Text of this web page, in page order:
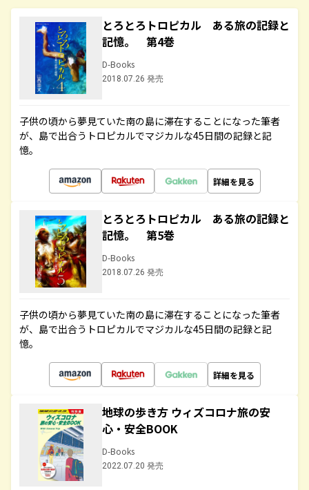
とろとろトロピカル ある旅の記録と
記憶。 第4巻
D-Books
2018.07.26 発売
子供の頃から夢見ていた南の島に滞在することになった筆者
が、島で出合うトロピカルでマジカルな45日間の記録と記
憶。
詳細を見る
とろとろトロピカル ある旅の記録と
記憶。 第5巻
D-Books
2018.07.26 発売
子供の頃から夢見ていた南の島に滞在することになった筆者
が、島で出合うトロピカルでマジカルな45日間の記録と記
憶。
詳細を見る
地球の歩き方 ウィズコロナ旅の安
心・安全BOOK
D-Books
2022.07.20 発売